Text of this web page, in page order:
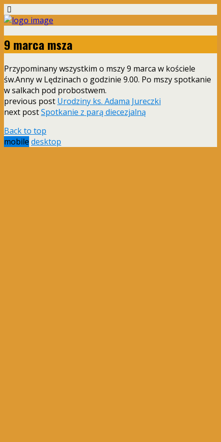
9 marca msza
Przypominany wszystkim o mszy 9 marca w kościele
św.Anny w Lędzinach o godzinie 9.00. Po mszy spotkanie
w salkach pod probostwem.
previous post Urodziny ks. Adama Jureczki
next postSpotkanie z parą diecezjalną
Back to top
mobile desktop